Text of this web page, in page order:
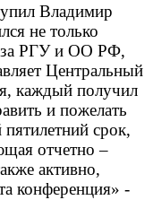
Владимир
не только
РГУ и ОО РФ,
Центральный
каждый получил
и пожелать
срок,
отчетно –
активно,
конференция» -